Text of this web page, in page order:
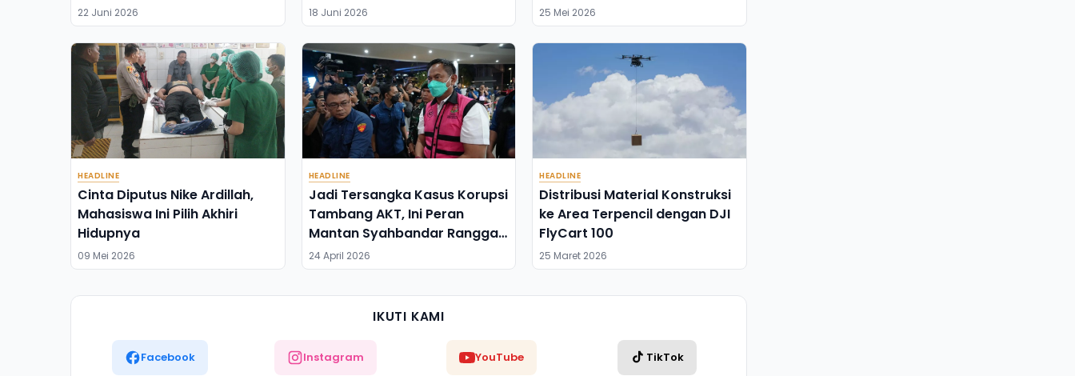
22 Juni 2026 18 Juni 2026 25 Mei 2026
HEADLINE
Cinta Diputus Nike Ardillah,
Mahasiswa Ini Pilih Akhiri
Hidupnya
09 Mei 2026
HEADLINE
Jadi Tersangka Kasus Korupsi
Tambang AKT, Ini Peran
Mantan Syahbandar Rangga
Ilung
24 April 2026
HEADLINE
Distribusi Material Konstruksi
ke Area Terpencil dengan DJI
FlyCart 100
25 Maret 2026
IKUTI KAMI
Facebook Instagram YouTube TikTok